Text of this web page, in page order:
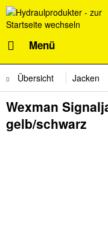
Menü
Übersicht Jacken
Wexman
gelb/schwarz